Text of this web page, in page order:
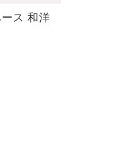
ス 和洋